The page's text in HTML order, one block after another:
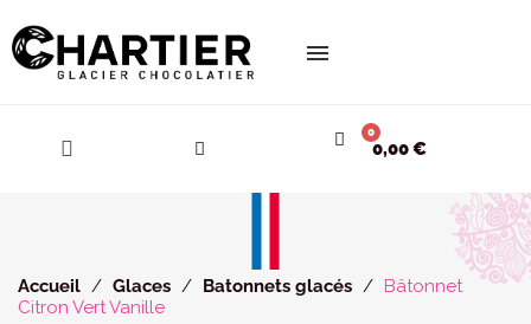
0,00 €
Accueil Glaces Batonnets glacés
Bâtonnet
Citron Vert Vanille